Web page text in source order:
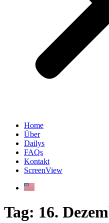
Home
Über
Dailys
FAQs
Kontakt
ScreenView
Tag: 16.